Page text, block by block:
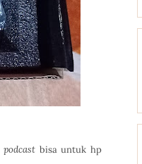
podcast bisa untuk hp